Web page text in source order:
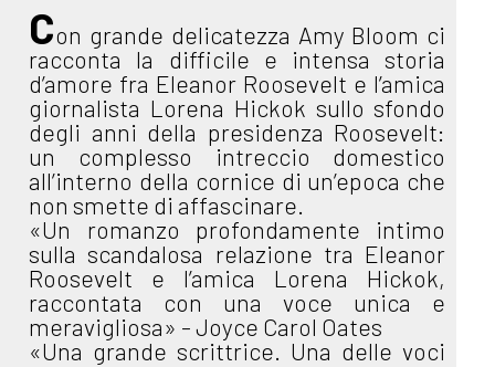
Con grande delicatezza Amy Bloom ci
racconta la difficile e intensa storia
d’amore fra Eleanor Roosevelt e l’amica
giornalista Lorena Hickok sullo sfondo
degli anni della presidenza Roosevelt:
un complesso intreccio domestico
all’interno della cornice di un’epoca che
non smette di affascinare.
«Un romanzo profondamente intimo
sulla scandalosa relazione tra Eleanor
Roosevelt e l’amica Lorena Hickok,
raccontata con una voce unica e
meravigliosa» - Joyce Carol Oates
«Una grande scrittrice. Una delle voci